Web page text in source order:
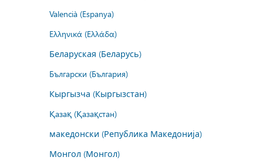
Valencià (Espanya)
Ελληνικά (Ελλάδα)
Беларуская (Беларусь)
Български (България)
Кыргызча (Кыргызстан)
Қазақ (Қазақстан)
македонски (Република Македонија)
Монгол (Монгол)